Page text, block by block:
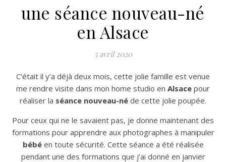
une séance nouveau-né
en Alsace
5 avril 2020
C’était il y’a déjà deux mois, cette jolie famille est venue
me rendre visite dans mon home studio en Alsace pour
réaliser la séance nouveau-né de cette jolie poupée.
Pour ceux qui ne le savaient pas, je donne maintenant des
formations pour apprendre aux photographes à manipuler
bébéen toute sécurité. Cette séance a été réalisée
pendant une des formations que j’ai donné en janvier